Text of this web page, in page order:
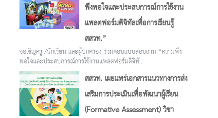
พึงพอใจและประสบการณ์การใช้งาน
แพลตฟอร์มดิจิทัลเพื่อการเรียนรู้
สสวท.”
ขอเชิญครู /นักเรียน และผู้ปกครอง ร่วมตอบแบบสอบถาม “ความพึง
พอใจและประสบการณ์การใช้งานแพลตฟอร์มดิจิทั...
สสวท. เผยแพร่เอกสารแนวทางการส่ง
เสริมการประเมินเพื่อพัฒนาผู้เรียน
(Formative Assessment) วิชา